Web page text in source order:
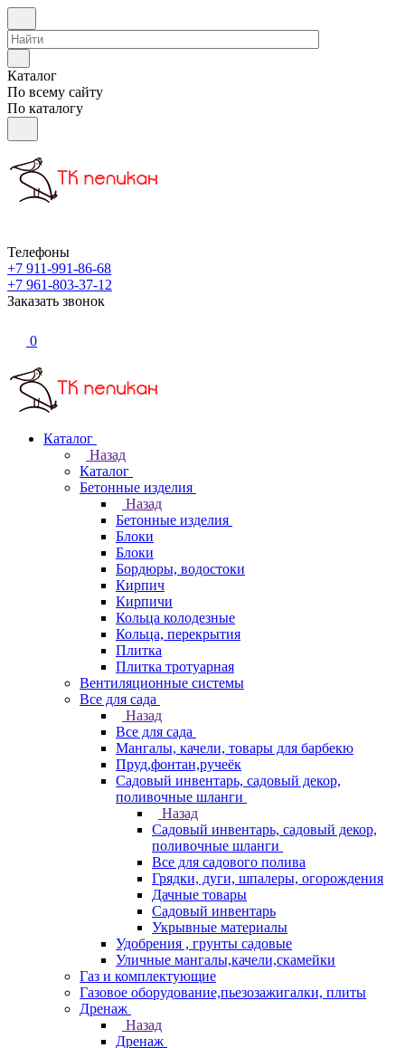
Каталог
По всему сайту
По каталогу
Телефоны
+7 911-991-86-68
+7 961-803-37-12
Заказать звонок
0
Каталог
Назад
Каталог
Бетонные изделия
Назад
Бетонные изделия
Блоки
Блоки
Бордюры, водостоки
Кирпич
Кирпичи
Кольца колодезные
Кольца, перекрытия
Плитка
Плитка тротуарная
Вентиляционные системы
Все для сада
Назад
Все для сада
Мангалы, качели, товары для барбекю
Пруд,фонтан,ручеёк
Садовый инвентарь, садовый декор,
поливочные шланги
Назад
Садовый инвентарь, садовый декор,
поливочные шланги
Все для садового полива
Грядки, дуги, шпалеры, огорождения
Дачные товары
Садовый инвентарь
Укрывные материалы
Удобрения , грунты садовые
Уличные мангалы,качели,скамейки
Газ и комплектующие
Газовое оборудование,пьезозажигалки, плиты
Дренаж
Назад
Дренаж